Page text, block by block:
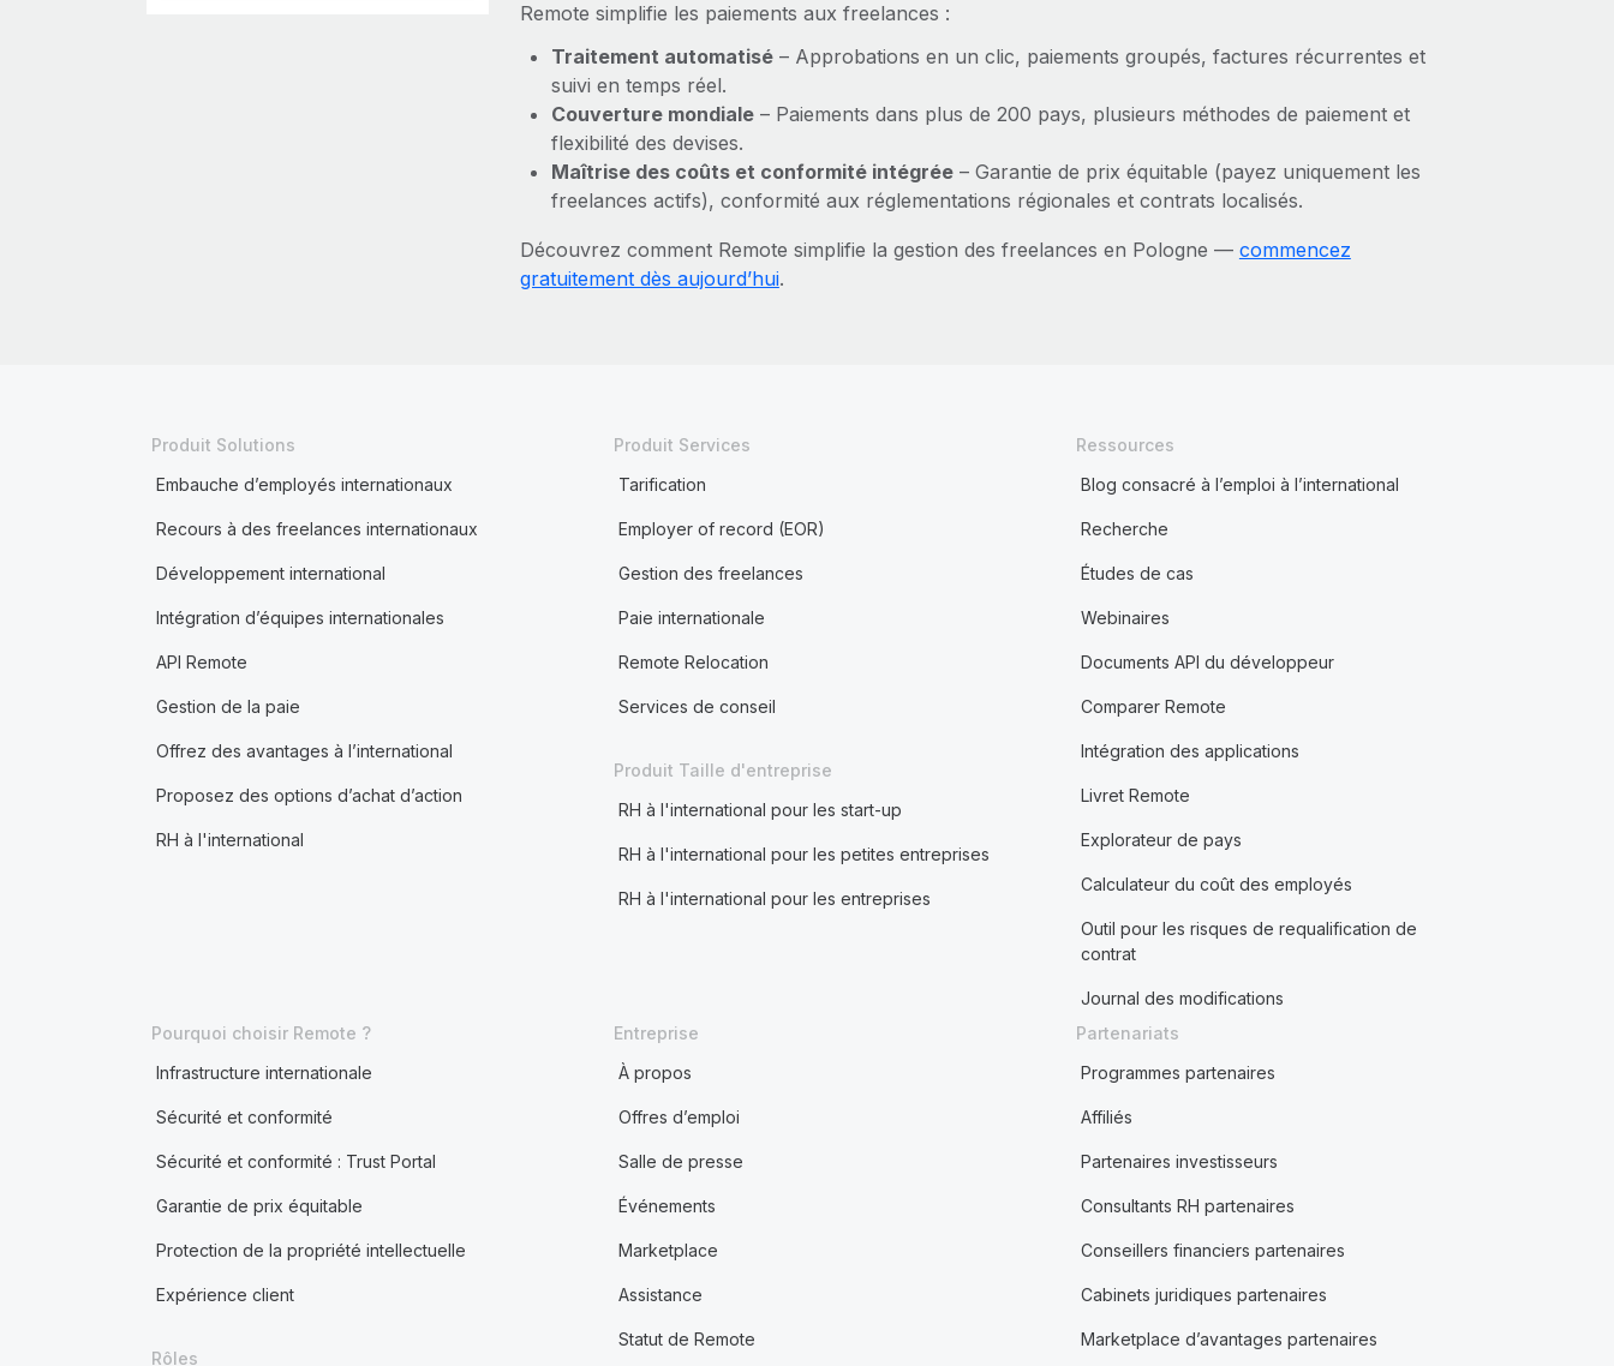
Remote simplifie les paiements aux freelances :
Traitement automatisé– Approbations en un clic, paiements groupés, factures récurrentes et
suivi en temps réel.
Couverture mondiale– Paiements dans plus de 200 pays, plusieurs méthodes de paiement et
flexibilité des devises.
Maîtrise des coûts et conformité intégrée– Garantie de prix équitable (payez uniquement les
freelances actifs), conformité aux réglementations régionales et contrats localisés.
Découvrez comment Remote simplifie la gestion des freelances en Pologne — commencez
gratuitement dès aujourd’hui.
Produit Solutions
Embauche d’employés internationaux
Recours à des freelances internationaux
Développement international
Intégration d’équipes internationales
API Remote
Gestion de la paie
Offrez des avantages à l’international
Proposez des options d’achat d’action
RH à l'international
Produit Services
Tarification
Employer of record (EOR)
Gestion des freelances
Paie internationale
Remote Relocation
Services de conseil
Produit Taille d'entreprise
RH à l'international pour les start-up
RH à l'international pour les petites entreprises
RH à l'international pour les entreprises
Ressources
Blog consacré à l’emploi à l’international
Recherche
Études de cas
Webinaires
Documents API du développeur
Comparer Remote
Intégration des applications
Livret Remote
Explorateur de pays
Calculateur du coût des employés
Outil pour les risques de requalification de
contrat
Journal des modifications
Pourquoi choisir Remote ?
Infrastructure internationale
Sécurité et conformité
Sécurité et conformité : Trust Portal
Garantie de prix équitable
Protection de la propriété intellectuelle
Expérience client
Rôles
Entreprise
À propos
Offres d’emploi
Salle de presse
Événements
Marketplace
Assistance
Statut de Remote
Partenariats
Programmes partenaires
Affiliés
Partenaires investisseurs
Consultants RH partenaires
Conseillers financiers partenaires
Cabinets juridiques partenaires
Marketplace d’avantages partenaires